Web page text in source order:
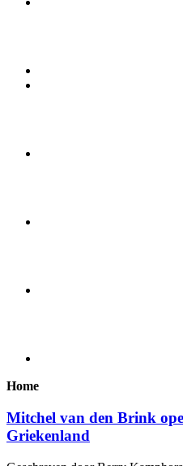
Home
Mitchel van den Brink
Griekenland